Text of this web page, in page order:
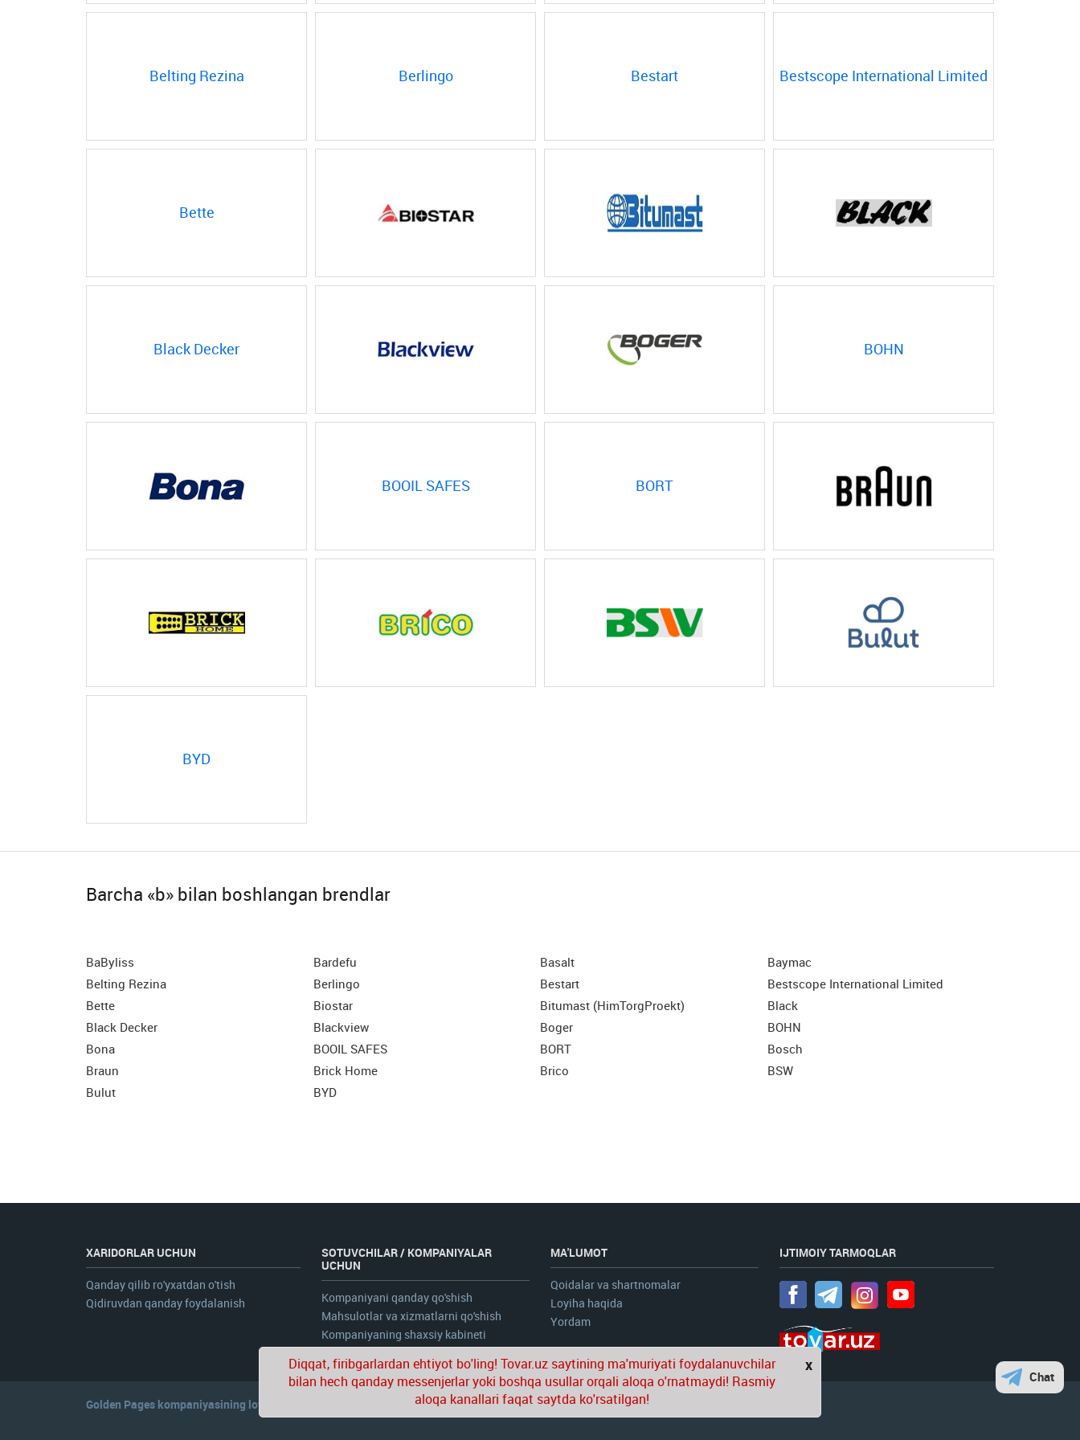
Belting Rezina Berlingo Bestart Bestscope International Limited
Bette
Black Decker BOHN
BOOIL SAFES BORT
BYD
Barcha «b» bilan boshlangan brendlar
BaByliss Bardefu Basalt
Baymac
Belting Rezina
Berlingo Bestart
Bestscope International Limited
Bette
Biostar Bitumast (HimTorgProekt)
Black
Black Decker
Blackview Boger
BOHN
Bona
BOOIL SAFES BORT
Bosch
Braun
Brick Home Brico
BSW
Bulut
BYD
XARIDORLAR UCHUN
Qanday qilib ro'yxatdan o'tish
Qidiruvdan qanday foydalanish
SOTUVCHILAR / KOMPANIYALAR
UCHUN
Kompaniyani qanday qo'shish
Mahsulotlar va xizmatlarni qo'shish
Kompaniyaning shaxsiy kabineti
MA'LUMOT
Qoidalar va shartnomalar
Loyiha haqida
Yordam
IJTIMOIY TARMOQLAR
Golden Pages kompaniyasining loyihasi © 2020-2026 tovar.uz | Barcha huquqlar himoyalangan
Chat
x
Diqqat, firibgarlardan ehtiyot bo'ling! Tovar.uz saytining ma'muriyati foydalanuvchilar
bilan hech qanday messenjerlar yoki boshqa usullar orqali aloqa o'rnatmaydi! Rasmiy
aloqa kanallari faqat saytda ko'rsatilgan!